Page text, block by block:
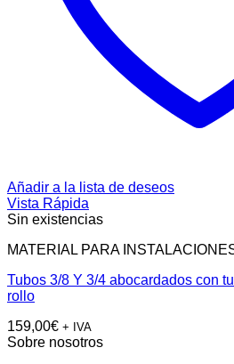
Añadir a la lista de deseos
Vista Rápida
Sin existencias
MATERIAL PARA
Tubos 3/8 Y 3/4 abocardados con
rollo
159,00€ + IVA
Sobre nosotros